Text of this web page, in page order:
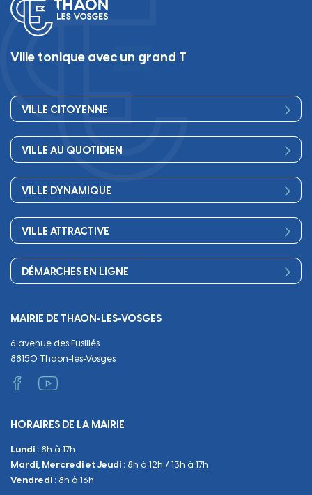
Ville tonique avec un grand T
VILLE CITOYENNE
Conseil Municipal
Les services de la Mairie
Finances
Démocratie participative
Publications
VILLE AU QUOTIDIEN
Petite enfance
Scolarité
Périscolaire
Séniors, social, santé
Circuler
Emploi
VILLE DYNAMIQUE
Culture
Associations
Equipements
VILLE ATTRACTIVE
Commerces et artisanat
Urbanisme
Tranquillité et sécurité
DÉMARCHES EN LIGNE
Décès
Papiers et citoyenneté
Administratif et technique
Manifestations
Urbanisme
Sanitaire et Sécurité
MAIRIE DE THAON-LES-VOSGES
6 avenue des Fusillés
88150 Thaon-les-Vosges
HORAIRES DE LA MAIRIE
Lundi : 8h à 17h
Mardi, Mercredi et Jeudi : 8h à 12h / 13h à 17h
Vendredi : 8h à 16h